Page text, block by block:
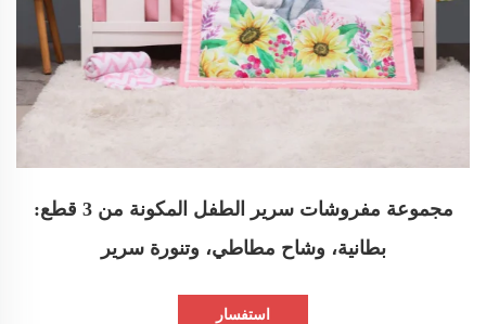
مجموعة مفروشات سرير الطفل المكونة من 3 قطع:
بطانية، وشاح مطاطي، وتنورة سرير
استفسار